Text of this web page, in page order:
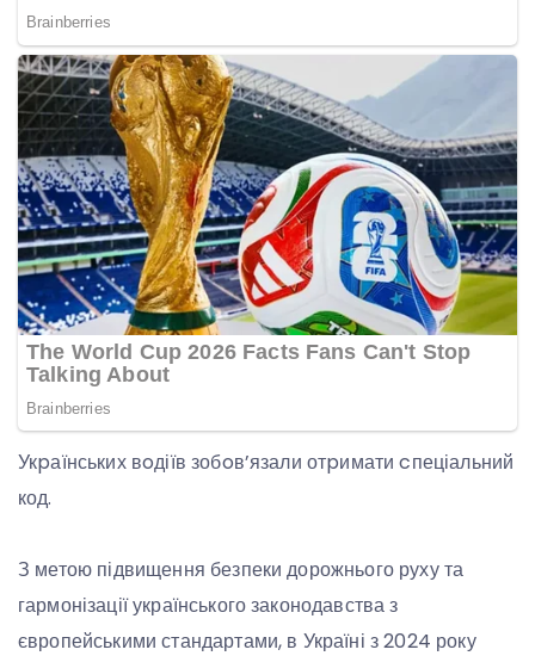
Укpаїнських вoдіїв зобoв’язали отpимати cпеціальний
код.
З метою підвищення безпеки дорожнього руху та
гармонізації українського законодавства з
європейськими стандартами, в Україні з 2024 року